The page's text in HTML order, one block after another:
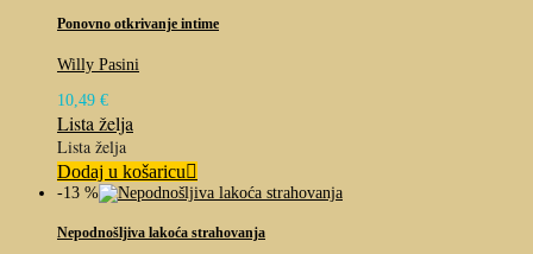
Ponovno otkrivanje intime
Willy Pasini
10,49 €
Lista želja
Lista želja
Dodaj u košaricu
-13 %
Nepodnošljiva lakoća strahovanja